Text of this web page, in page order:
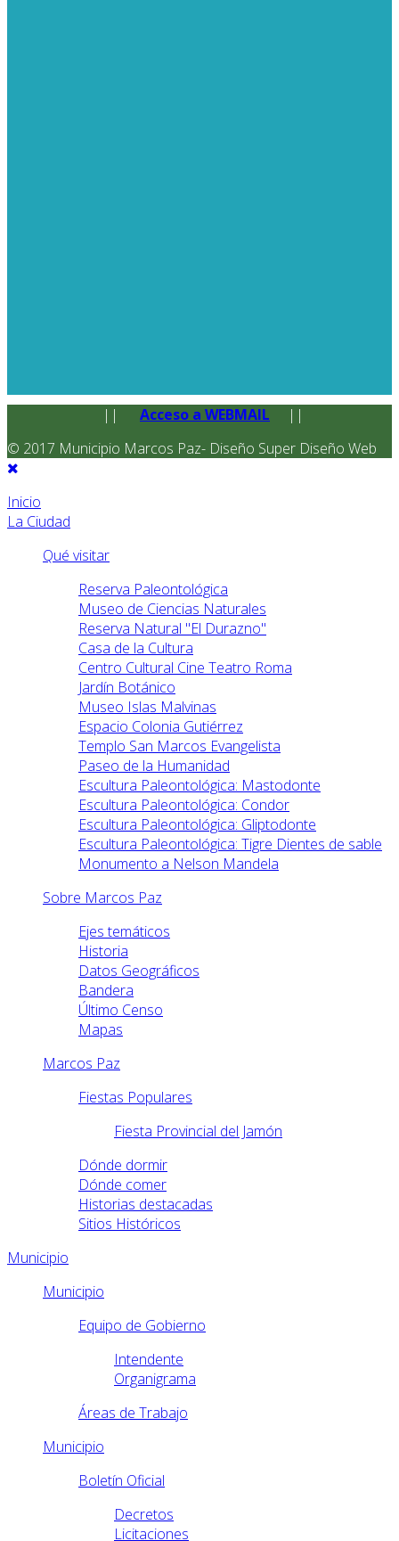
|| Acceso a WEBMAIL
||
© 2017 Municipio Marcos Paz- Diseño Super Diseño Web
Inicio
La Ciudad
Qué visitar
Reserva Paleontológica
Museo de Ciencias Naturales
Reserva Natural "El Durazno"
Casa de la Cultura
Centro Cultural Cine Teatro Roma
Jardín Botánico
Museo Islas Malvinas
Espacio Colonia Gutiérrez
Templo San Marcos Evangelista
Paseo de la Humanidad
Escultura Paleontológica: Mastodonte
Escultura Paleontológica: Condor
Escultura Paleontológica: Gliptodonte
Escultura Paleontológica: Tigre Dientes de sable
Monumento a Nelson Mandela
Sobre Marcos Paz
Ejes temáticos
Historia
Datos Geográficos
Bandera
Último Censo
Mapas
Marcos Paz
Fiestas Populares
Fiesta Provincial del Jamón
Dónde dormir
Dónde comer
Historias destacadas
Sitios Históricos
Municipio
Municipio
Equipo de Gobierno
Intendente
Organigrama
Áreas de Trabajo
Municipio
Boletín Oficial
Decretos
Licitaciones